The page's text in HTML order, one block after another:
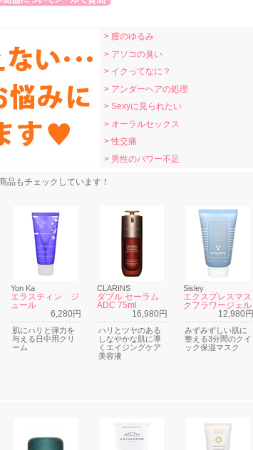
> 膣のゆるみ
> アソコの臭い
> イクってなに？
> アンダーヘアの処理
> Sexyに見られたい
> オーラルセックス
> 性交痛
> 男性のパワー不足
品もチェックしています！
Yon Ka
エラスティン ジ
ュール
6,280円
肌にハリと弾力を
与える日中用クリ
ーム
CLARINS
ダブル セーラム
ADC 75ml
16,980円
ハリとツヤのある
しなやかな肌に導
くエイジングケア
美容液
Sisley
エクスプレスマス
クフラワージェル
12,980円
みずみずしい肌に
整える3分間のクイ
ック保湿マスク